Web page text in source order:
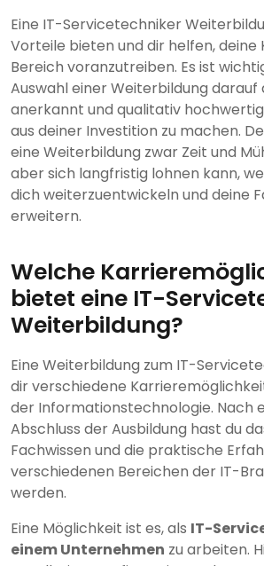
Eine IT-Servicetechniker
Vorteile bieten und dir helfen, deine
Bereich voranzutreiben. Es ist
Auswahl einer Weiterbildung darauf
anerkannt und qualitativ
aus deiner Investition zu machen.
eine Weiterbildung zwar Zeit und
aber sich langfristig lohnen kann,
dich weiterzuentwickeln und deine
erweitern.
Welche
bietet eine IT-
Weiterbildung?
Eine Weiterbildung zum IT-
dir verschiedene
der Informationstechnologie. Nach
Abschluss der Ausbildung hast du
Fachwissen und die praktische
verschiedenen Bereichen der IT-
werden.
Eine Möglichkeit ist es, als IT-
einem Unternehmen zu arbeiten.